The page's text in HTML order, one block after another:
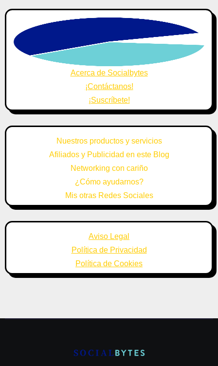
Acerca de Socialbytes
¡Contáctanos!
¡Suscríbete!
Nuestros productos y servicios
Afiliados y Publicidad en este Blog
Networking con cariño
¿Cómo ayudarnos?
Mis otras Redes Sociales
Aviso Legal
Política de Privacidad
Política de Cookies